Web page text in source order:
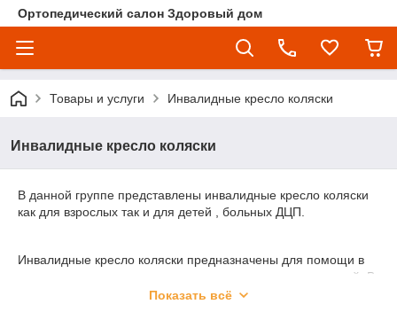
Ортопедический салон Здоровый дом
Товары и услуги Инвалидные кресло коляски
Инвалидные кресло коляски
В данной группе представлены инвалидные кресло коляски
как для взрослых так и для детей , больных ДЦП.
Инвалидные кресло коляски предназначены для помощи в
самостоятельном передвижении внутри и вне помещений. В
ассортимент входят кресла-каталки, кресло коляски с
Показать всё